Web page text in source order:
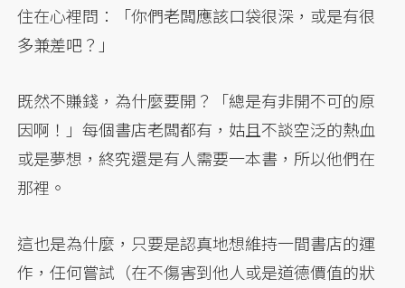
住在心裡問：「你們老闆應該口袋很深，或是有很
多兼差吧？」
既然不賺錢，為什麼要開？「總是有非開不可的原
因啊！」每個書店老闆都有，姑且不談空泛的熱血
或是夢想，終究還是有人需要一本書，所以他們在
那裡。
這也是為什麼，只要是認真地想維持一間書店的運
作，任何嘗試（在不傷害到他人或是道德價值的狀